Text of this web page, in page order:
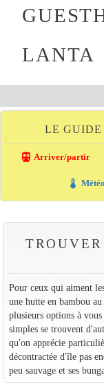
LANTA
LE
directions_transit Arriver/partir
thermostat Météo
Pour ceux qui aiment
une hutte en bambou
plusieurs options à
simples se trouvent
qu'on apprécie
décontractée d'île pas
peu sauvage et ses